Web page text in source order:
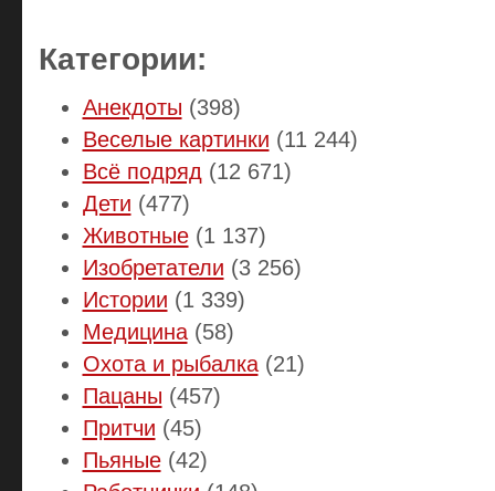
Категории:
Анекдоты (398)
Веселые картинки (11 244)
Всё подряд (12 671)
Дети (477)
Животные(1 137)
Изобретатели (3 256)
Истории (1 339)
Медицина(58)
Охота и рыбалка(21)
Пацаны (457)
Притчи (45)
Пьяные(42)